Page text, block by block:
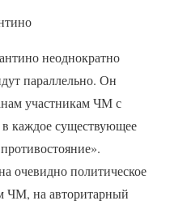
неоднократно
параллельно. Он
участникам ЧМ с
в каждое существующее
очевидно политическое
ЧМ, на авторитарный